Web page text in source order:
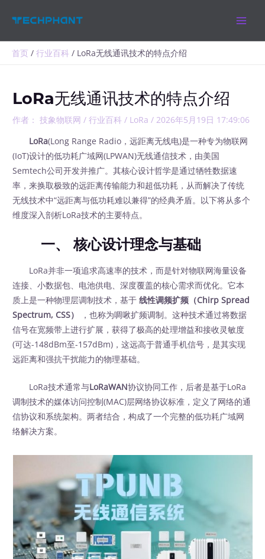
首页 行业百科 LoRa无线通讯技术的特点介绍
LoRa无线通讯技术的特点介绍
作者： 技象物联网/行业百科 / LoRa /2026年5月19日 17:49:06
LoRa(Long Range Radio，远距离无线电)是一种专为物联网
(IoT)设计的低功耗广域网(LPWAN)无线通信技术，由美国
Semtech公司开发并推广。其核心设计哲学是通过牺牲数据速
率，来换取极致的远距离传输能力和超低功耗，从而解决了传统
无线技术中“远距离与低功耗难以兼得”的经典矛盾。以下将从多个
维度深入剖析LoRa技术的主要特点。
一、 核心设计理念与基础
LoRa并非一项追求高速率的技术，而是针对物联网海量设备
连接、小数据包、电池供电、深度覆盖的核心需求而优化。它本
质上是一种物理层调制技术，基于线性调频扩频（Chirp Spread
Spectrum, CSS）
‍ ，也称为啁啾扩频调制。这种技术通过将数据
信号在宽频带上进行扩展，获得了极高的处理增益和接收灵敏度
(可达-148dBm至-157dBm)，这远高于普通手机信号，是其实现
远距离和强抗干扰能力的物理基础。
LoRa技术通常与LoRaWAN协议协同工作，后者是基于LoRa
调制技术的媒体访问控制(MAC)层网络协议标准，定义了网络的通
信协议和系统架构。两者结合，构成了一个完整的低功耗广域网
络解决方案。